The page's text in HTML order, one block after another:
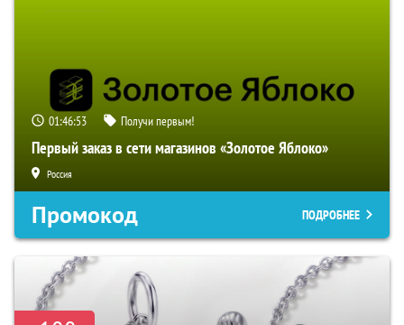
01:46:52 Получи первым!
Первый заказ в сети магазинов «Золотое Яблоко»
Россия
Промокод ПОДРОБНЕЕ